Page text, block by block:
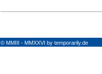
© MMIII - MMXXVI by temporarily.de